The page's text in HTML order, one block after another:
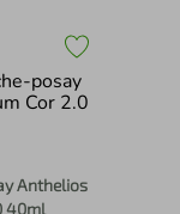
Anthelios
40ml